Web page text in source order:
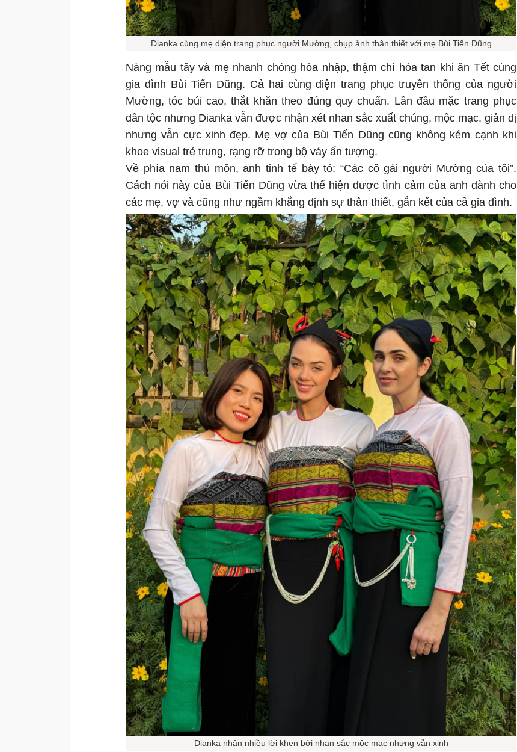
Dianka cùng mẹ diện trang phục người Mường, chụp ảnh thân thiết với mẹ Bùi Tiến Dũng
Nàng mẫu tây và mẹ nhanh chóng hòa nhập, thậm chí hòa tan khi ăn Tết cùng
gia đình Bùi Tiến Dũng. Cả hai cùng diện trang phục truyền thống của người
Mường, tóc búi cao, thắt khăn theo đúng quy chuẩn. Lần đầu mặc trang phục
dân tộc nhưng Dianka vẫn được nhận xét nhan sắc xuất chúng, mộc mạc, giản dị
nhưng vẫn cực xinh đẹp. Mẹ vợ của Bùi Tiến Dũng cũng không kém cạnh khi
khoe visual trẻ trung, rạng rỡ trong bộ váy ấn tượng.
Về phía nam thủ môn, anh tinh tế bày tỏ: “Các cô gái người Mường của tôi”.
Cách nói này của Bùi Tiến Dũng vừa thể hiện được tình cảm của anh dành cho
các mẹ, vợ và cũng như ngầm khẳng định sự thân thiết, gắn kết của cả gia đình.
Dianka nhận nhiều lời khen bởi nhan sắc mộc mạc nhưng vẫn xinh